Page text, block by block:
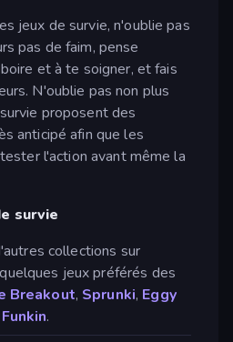
jeux de survie, n'oublie pas
pas de faim, pense
et à te soigner, et fais
N'oublie pas non plus
proposent des
anticipé afin que les
l'action avant même la
survie
collections sur
jeux préférés des
Breakout, Sprunki, Eggy
.